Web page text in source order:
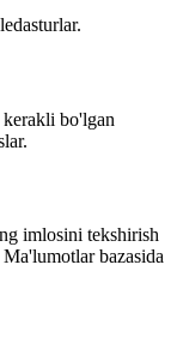
bo'lgan
imlosini tekshirish
bazasida